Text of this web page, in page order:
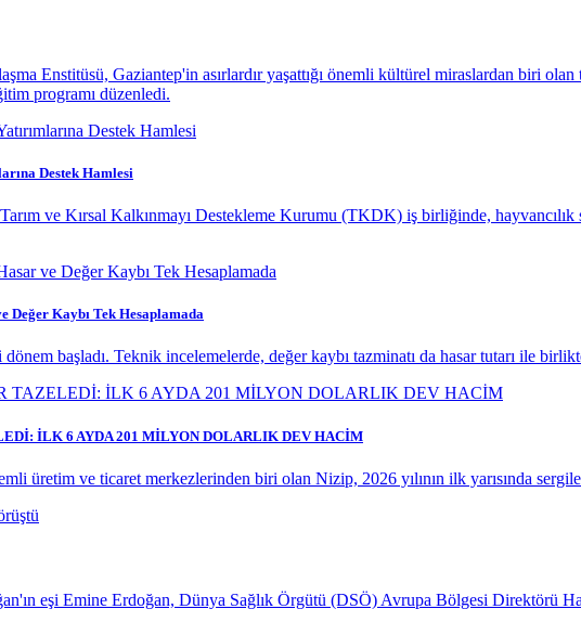
Enstitüsü, Gaziantep'in asırlardır yaşattığı önemli kültürel miraslardan biri olan
programı düzenledi.
Destek Hamlesi
ve Kırsal Kalkınmayı Destekleme Kurumu (TKDK) iş birliğinde,
Değer Kaybı Tek Hesaplamada
başladı. Teknik incelemelerde, değer kaybı tazminatı da hasar tutarı ile
İLK 6 AYDA 201 MİLYON DOLARLIK DEV HACİM
üretim ve ticaret merkezlerinden biri olan Nizip, 2026 yılının ilk yarısında
eşi Emine Erdoğan, Dünya Sağlık Örgütü (DSÖ) Avrupa Bölgesi Direktörü